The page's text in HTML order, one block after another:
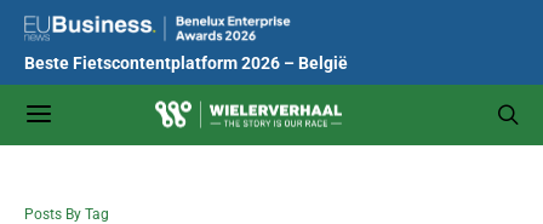
Beste Fietscontentplatform 2026 – België
Posts By Tag